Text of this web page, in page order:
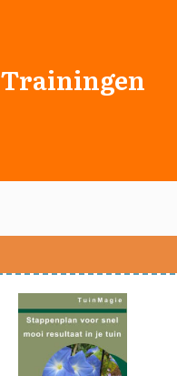
Trainingen